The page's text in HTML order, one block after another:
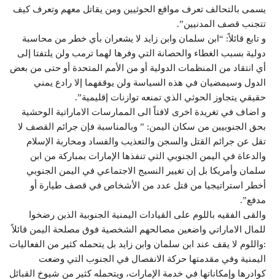
يسمى بالتحالف تعرف مواقع الحوثيين ومن يقاتل معهم وتعرف كيف
تتجنب قصف المدنيين”.
و تابع قائلاً: “ابن سلمان وابن زايد لا يشعران بأي خطر من محاسبة
دولية بسبب الغطاء والحصانة التي وفرها لهما ترمب ولن يلتفتا إلى
أي انتقاد من المنظمات الدولية أو من الأمم المتحدة أو حتى من بعض
الدول وسيمضيان في هذه السياسة ولن يوقفهما إلا رادع يمني
حقيقي يتجاوز الحوثي الذي تمنعه توازنات إقليمية”.
و اضاف في تغريدة اخرى لافتاً الى الممارسات الاماراتية الوحشية
بحق الجنوبيين من سكان اليمن: ” وبالمناسبة فإن جرائم القصف لا
تقل عن جرائم القتل والسجن والتعذيب والفساد ومحاربة الإسلام
والدعاة في اليمن الجنوبي التي تنفذها الإمارات بمباركة من ابن
سلمان وأمريكا بل إن تغيير النسيج الاجتماعي في اليمن الجنوبي
أخطر استراتيجيا من قتل عدد من الأشخاص في قصف طيارة أو
مدفع”.
والقى الفقيه باللوم على القيادات اليمنية الجنوبية الذين رضخوا
للمال الاماراتي واضعين مصالحهم الشخصية فوق مصلحة اليمن قائلاً
:واللوم لا يقف عند ابن سلمان وابن زايد بل يتحمله كثير من الفعاليات
اليمنية وفي مقدمتها حركة الانفصال في الجنوب التي وضعت
كوادرها وإمكاناتها في خدمة الإمارات، ويتحمله كثير من شيوخ القبائل